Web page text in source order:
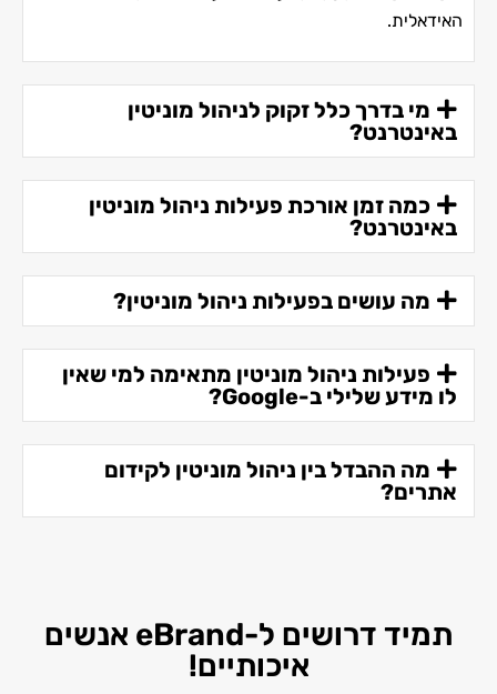
האידאלית.
מי בדרך כלל זקוק לניהול מוניטין
באינטרנט?
כמה זמן אורכת פעילות ניהול מוניטין
באינטרנט?
מה עושים בפעילות ניהול מוניטין?
פעילות ניהול מוניטין מתאימה למי שאין
לו מידע שלילי ב-Google?
מה ההבדל בין ניהול מוניטין לקידום
אתרים?
תמיד דרושים ל-eBrand אנשים
איכותיים!